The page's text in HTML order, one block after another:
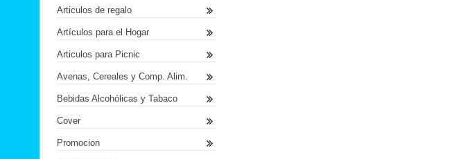
Articulos de regalo
Artículos para el Hogar
Articulos para Picnic
Avenas, Cereales y Comp. Alim.
Bebidas Alcohólicas y Tabaco
Cover
Promocion